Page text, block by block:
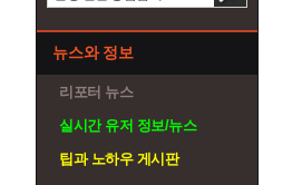
뉴스와 정보
리포터 뉴스
실시간 유저 정보/뉴스
팁과 노하우 게시판